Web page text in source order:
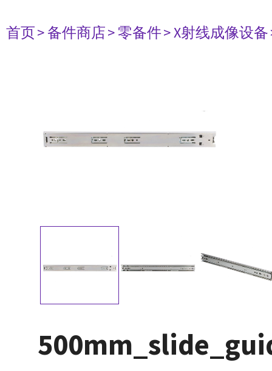
首页> 备件商店> 零备件> X射线成像设备